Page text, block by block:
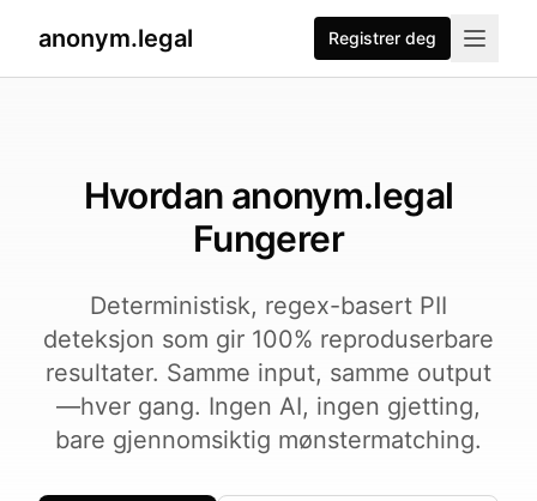
anonym.legal Registrer deg
Hvordan anonym.legal
Fungerer
Deterministisk, regex-basert PII
deteksjon som gir 100% reproduserbare
resultater. Samme input, samme output
—hver gang. Ingen AI, ingen gjetting,
bare gjennomsiktig mønstermatching.